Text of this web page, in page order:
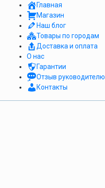
Главная
Магазин
Наш блог
Товары по городам
Доставка и оплата
О нас
Гарантии
Отзыв руководителю
Контакты